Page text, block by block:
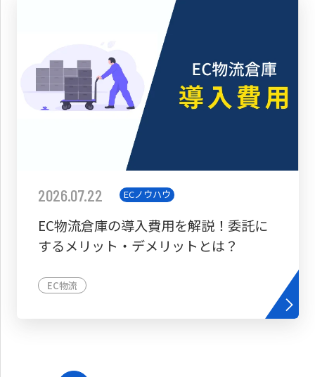
2026.07.22 ECノウハウ
EC物流倉庫の導入費用を解説！委託に
するメリット・デメリットとは？
EC物流